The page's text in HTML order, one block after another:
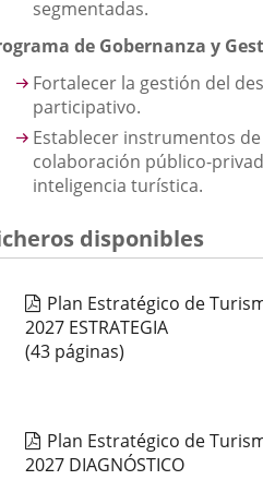
segmentadas.
de Gobernanza y
Fortalecer la gestión del
participativo.
Establecer instrumentos
colaboración público-
inteligencia turística.
disponibles
Plan Estratégico de
2027 ESTRATEGIA
(43 páginas)
Plan Estratégico de
2027 DIAGNÓSTICO